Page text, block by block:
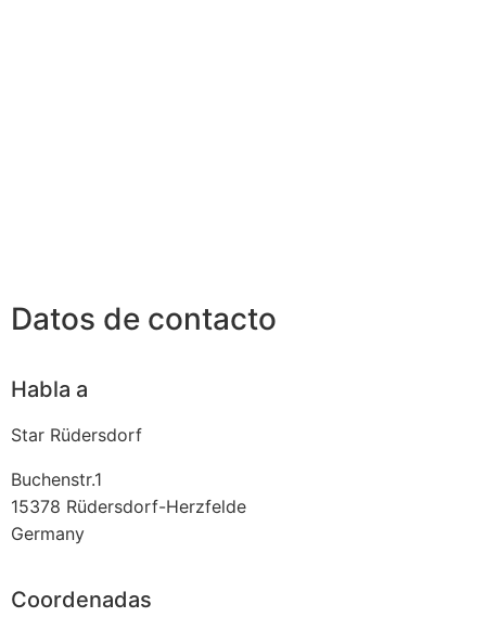
Datos de contacto
Habla a
Star Rüdersdorf
Buchenstr.1
15378 Rüdersdorf-Herzfelde
Germany
Coordenadas